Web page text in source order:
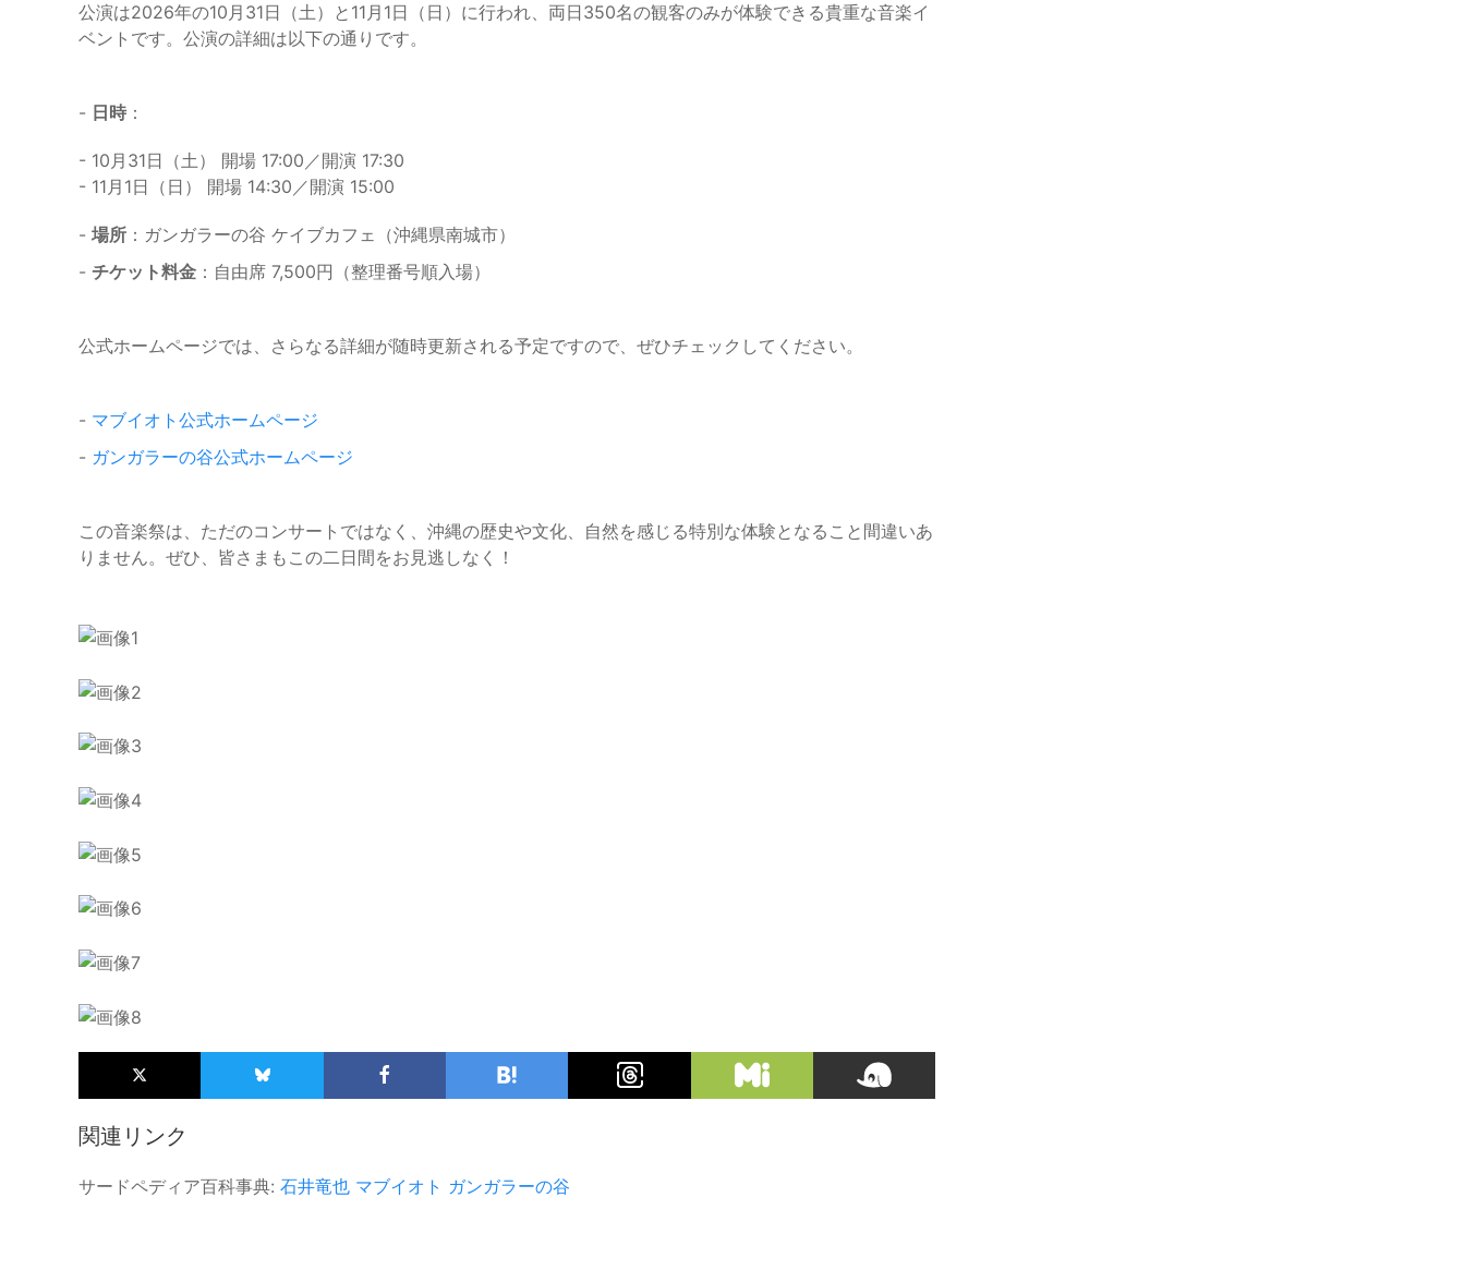
公演は2026年の10月31日（土）と11月1日（日）に行われ、両日350名の観客のみが体験できる貴重な音楽イ
ベントです。公演の詳細は以下の通りです。
- 日時：
- 10月31日（土） 開場 17:00／開演 17:30
- 11月1日（日） 開場 14:30／開演 15:00
- 場所 ：ガンガラーの谷 ケイブカフェ（沖縄県南城市）
- チケット料金 ：自由席 7,500円（整理番号順入場）
公式ホームページでは、さらなる詳細が随時更新される予定ですので、ぜひチェックしてください。
- マブイオト公式ホームページ
- ガンガラーの谷公式ホームページ
この音楽祭は、ただのコンサートではなく、沖縄の歴史や文化、自然を感じる特別な体験となること間違いあ
りません。ぜひ、皆さまもこの二日間をお見逃しなく！
関連リンク
サードペディア百科事典: 石井竜也 マブイオト ガンガラーの谷